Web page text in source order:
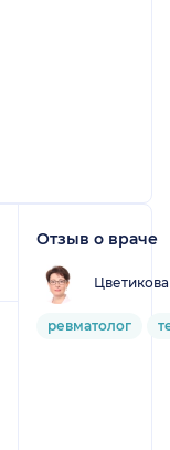
Отзыв о враче
ревматолог